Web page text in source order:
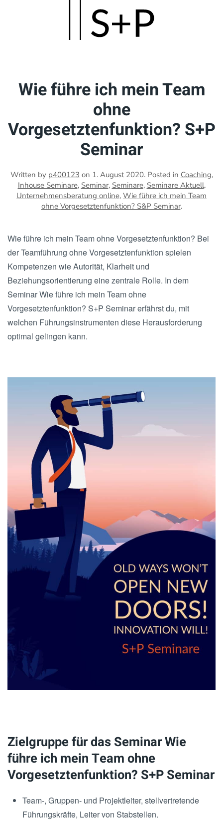
Wie führe ich mein Team
ohne
Vorgesetztenfunktion? S+P
Seminar
Written by p400123 on 1. August 2020. Posted in Coaching,
Inhouse Seminare, Seminar, Seminare, Seminare Aktuell,
Unternehmensberatung online, Wie führe ich mein Team
ohne Vorgesetztenfunktion? S&P Seminar.
Wie führe ich mein Team ohne Vorgesetztenfunktion? Bei
der Teamführung ohne Vorgesetztenfunktion spielen
Kompetenzen wie Autorität, Klarheit und
Beziehungsorientierung eine zentrale Rolle. In dem
Seminar Wie führe ich mein Team ohne
Vorgesetztenfunktion? S+P Seminar erfährst du, mit
welchen Führungsinstrumenten diese Herausforderung
optimal gelingen kann.
Zielgruppe für das Seminar Wie
führe ich mein Team ohne
Vorgesetztenfunktion? S+P Seminar
Team-, Gruppen- und Projektleiter, stellvertretende
Führungskräfte, Leiter von Stabstellen.